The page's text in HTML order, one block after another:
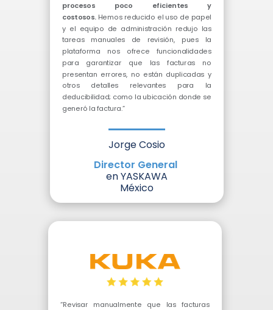
procesos poco eficientes y
costosos.Hemos reducido el uso de papel
y el equipo de administración redujo las
tareas manuales de revisión, pues la
plataforma nos ofrece funcionalidades
para garantizar que las facturas no
presentan errores, no están duplicadas y
otros detalles relevantes para la
deducibilidad; como la ubicación donde se
generó la factura.”
Jorge Cosio
Director General
en YASKAWA
México
“Revisar manualmente que las facturas